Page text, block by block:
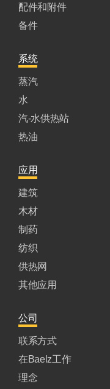
配件和附件
备件
系统
蒸汽
水
汽-水供热站
热油
应用
建筑
木材
制药
纺织
供热网
其他应用
公司
联系方式
在Baelz工作
理念